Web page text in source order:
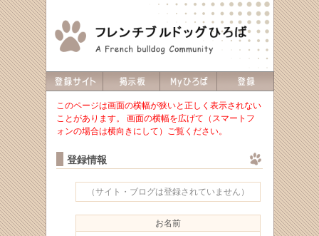
このページは画面の横幅が狭いと正しく表示されない
ことがあります。 画面の横幅を広げて（スマートフ
ォンの場合は横向きにして）ご覧ください。
登録情報
（サイト・ブログは登録されていません）
お名前